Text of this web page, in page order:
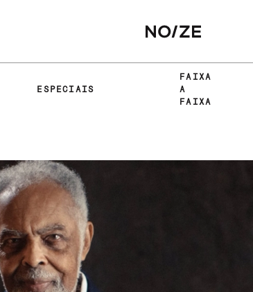
ESPECIAIS
FAIXA
A
FAIXA